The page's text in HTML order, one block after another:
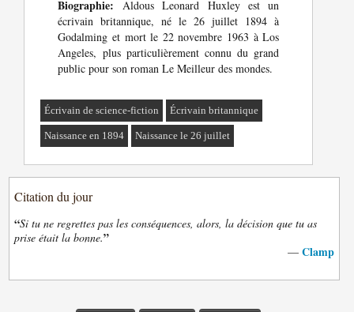
Biographie: Aldous Leonard Huxley est un
écrivain britannique, né le 26 juillet 1894 à
Godalming et mort le 22 novembre 1963 à Los
Angeles, plus particulièrement connu du grand
public pour son roman Le Meilleur des mondes.
Écrivain de science-fiction Écrivain britannique
Naissance en 1894 Naissance le 26 juillet
Citation du jour
“Si tu ne regrettes pas les conséquences, alors, la décision que tu as
prise était la bonne.”
— Clamp